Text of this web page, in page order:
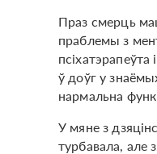
Праз смерць
праблемы з
ў доўг у
нармальна
У мяне з
турбавала, але